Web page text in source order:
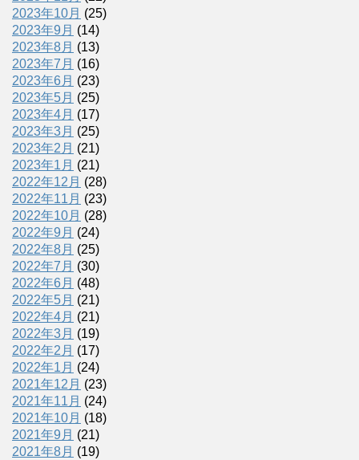
2023年10月 (25)
2023年9月 (14)
2023年8月 (13)
2023年7月 (16)
2023年6月 (23)
2023年5月 (25)
2023年4月 (17)
2023年3月 (25)
2023年2月 (21)
2023年1月 (21)
2022年12月 (28)
2022年11月 (23)
2022年10月 (28)
2022年9月 (24)
2022年8月 (25)
2022年7月 (30)
2022年6月 (48)
2022年5月 (21)
2022年4月 (21)
2022年3月 (19)
2022年2月 (17)
2022年1月 (24)
2021年12月 (23)
2021年11月 (24)
2021年10月 (18)
2021年9月 (21)
2021年8月 (19)